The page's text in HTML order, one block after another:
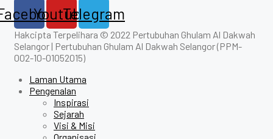
YoutubeTelegram
Hakcipta Terpelihara © 2022 Pertubuhan Ghulam Al Dakwah
Selangor | Pertubuhan Ghulam Al Dakwah Selangor (PPM-
002-10-01052015)
Laman Utama
Pengenalan
Inspirasi
Sejarah
Visi & Misi